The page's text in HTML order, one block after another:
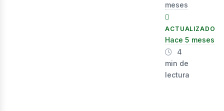
meses
ACTUALIZADO
Hace 5 meses
4
min de
lectura